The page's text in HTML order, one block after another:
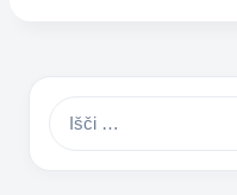
b
o
o
n
g
er
Išči: